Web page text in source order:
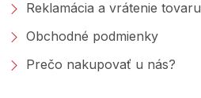
Reklamácia a vrátenie tovaru
Obchodné podmienky
Prečo nakupovať u nás?